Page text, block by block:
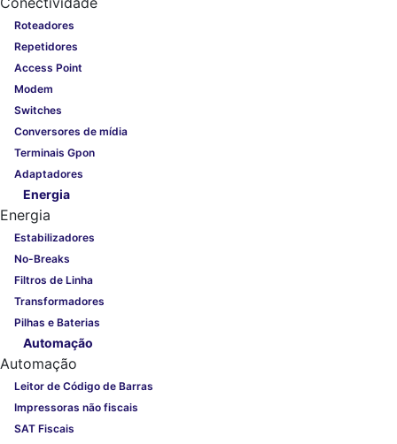
Roteadores
Repetidores
Access Point
Modem
Switches
Conversores de mídia
Terminais Gpon
Adaptadores
Energia
Energia
Estabilizadores
No-Breaks
Filtros de Linha
Transformadores
Pilhas e Baterias
Automação
Automação
Leitor de Código de Barras
Impressoras não fiscais
SAT Fiscais